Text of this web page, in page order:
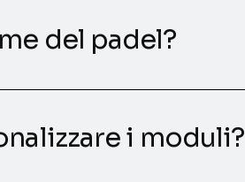
del padel?
i moduli?